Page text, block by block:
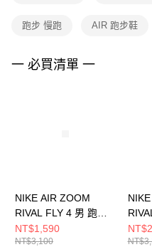
３．未成年的使用者請事先徵得法
４．使用「AFTEE先享後付」時，
跑步 慢跑 AIR 跑步鞋
一 必買清單 一
NIKE AIR ZOOM
RIVAL FLY 4 男 跑步
鞋 FV6040001
NT$1,590
NT$3,100
鞋